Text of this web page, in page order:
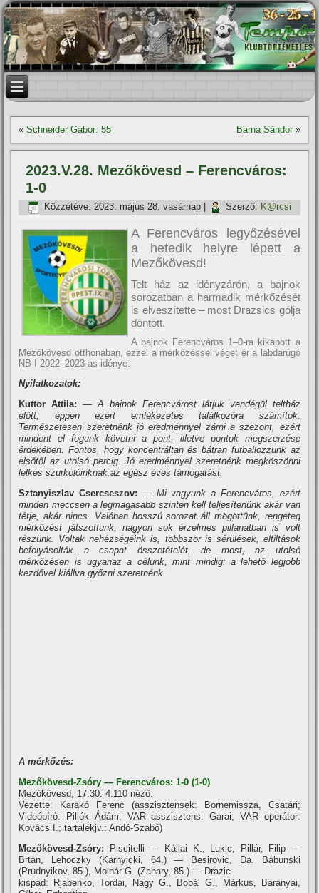
«Schneider Gábor: 55 Barna Sándor»
2023.V.28. Mezőkövesd – Ferencváros:
1-0
Közzétéve: 2023. május 28. vasárnap Szerző: K@rcsi
A Ferencváros legyőzésével
a hetedik helyre lépett a
Mezőkövesd!
Telt ház az idényzárón, a bajnok
sorozatban a harmadik mérkőzését
is elveszítette – most Drazsics gólja
döntött.
A bajnok Ferencváros 1–0-ra kikapott a
Mezőkövesd otthonában, ezzel a mérkőzéssel véget ér a labdarúgó
NB I 2022–2023-as idénye.
Nyilatkozatok:
Kuttor Attila:
— A bajnok Ferencvárost látjuk vendégül teltház
előtt, éppen ezért emlékezetes találkozóra számítok.
Természetesen szeretnénk jó eredménnyel zárni a szezont, ezért
mindent el fogunk követni a pont, illetve pontok megszerzése
érdekében. Fontos, hogy koncentráltan és bátran futballozzunk az
elsőtől az utolsó percig. Jó eredménnyel szeretnénk megköszönni
lelkes szurkolóinknak az egész éves támogatást.
Sztanyiszlav Csercseszov: — Mi vagyunk a Ferencváros, ezért
minden meccsen a legmagasabb szinten kell teljesítenünk akár van
tétje, akár nincs. Valóban hosszú sorozat áll mögöttünk, rengeteg
mérkőzést játszottunk, nagyon sok érzelmes pillanatban is volt
részünk. Voltak nehézségeink is, többször is sérülések, eltiltások
befolyásolták a csapat összetételét, de most, az utolsó
mérkőzésen is ugyanaz a célunk, mint mindig: a lehető legjobb
kezdővel kiállva győzni szeretnénk.
A mérkőzés:
Mezőkövesd-Zsóry — Ferencváros: 1-0 (1-0)
Mezőkövesd, 17:30. 4.110 néző.
Vezette: Karakó Ferenc (asszisztensek: Bornemissza, Csatári;
Videóbíró: Pillók Ádám; VAR asszisztens: Garai; VAR operátor:
Kovács I.; tartalékjv.: Andó-Szabó)
Mezőkövesd-Zsóry: Piscitelli — Kállai K., Lukic, Pillár, Filip —
Brtan, Lehoczky (Karnyicki, 64.) — Besirovic, Da. Babunski
(Prudnyikov, 85.), Molnár G. (Zahary, 85.) — Drazic
kispad: Rjabenko, Tordai, Nagy G., Bobál G., Márkus, Baranyai,